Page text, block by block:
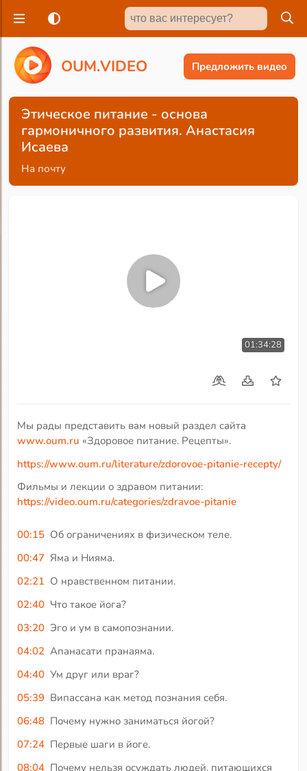
OUM.VIDEO Предложить видео
Этическое питание - основа
гармоничного развития. Анастасия
Исаева
На почту
01:34:28
Мы рады представить вам новый раздел сайта
www.oum.ru «Здоровое питание. Рецепты».
https://www.oum.ru/literature/zdorovoe-pitanie-recepty/
Фильмы и лекции о здравом питании:
https://video.oum.ru/categories/zdravoe-pitanie
00:15 Об ограничениях в физическом теле.
00:47 Яма и Нияма.
02:21 О нравственном питании.
02:40 Что такое йога?
03:20 Эго и ум в самопознании.
04:02 Апанасати пранаяма.
04:40 Ум друг или враг?
05:39 Випассана как метод познания себя.
06:48 Почему нужно заниматься йогой?
07:24 Первые шаги в йоге.
08:04 Почему нельзя осуждать людей, питающихся